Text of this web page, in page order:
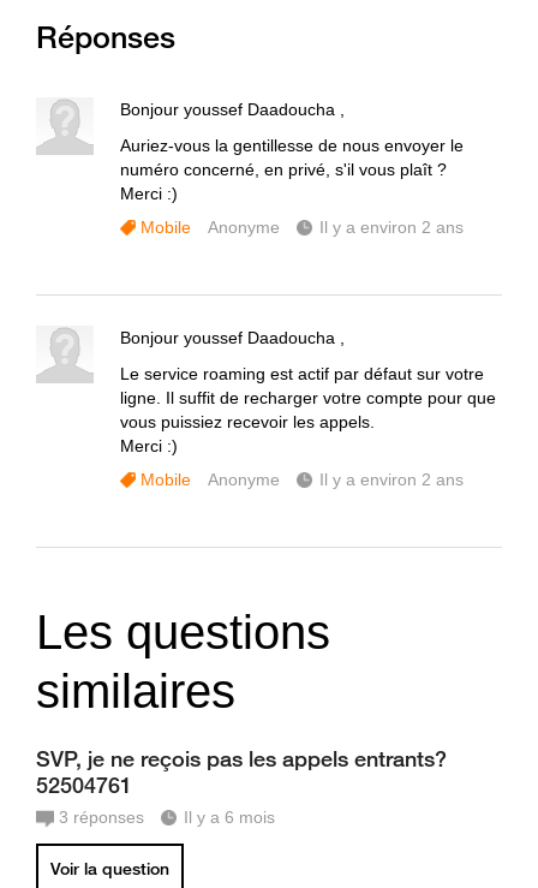
Réponses
Bonjour youssef Daadoucha ,
Auriez-vous la gentillesse de nous envoyer le
numéro concerné, en privé, s'il vous plaît ?
Merci :)
Mobile
Anonyme Il y a environ 2 ans
Bonjour youssef Daadoucha ,
Le service roaming est actif par défaut sur votre
ligne. Il suffit de recharger votre compte pour que
vous puissiez recevoir les appels.
Merci :)
Mobile
Anonyme Il y a environ 2 ans
Les questions
similaires
SVP, je ne reçois pas les appels entrants?
52504761
3 réponses Il y a 6 mois
Voir la question